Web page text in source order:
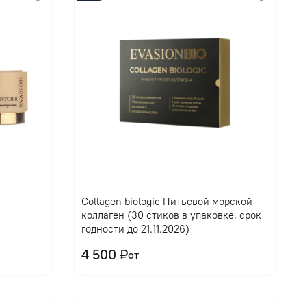
Collagen biologic Питьевой морской
коллаген (30 стиков в упаковке, срок
годности до 21.11.2026)
от
4 500 ₽